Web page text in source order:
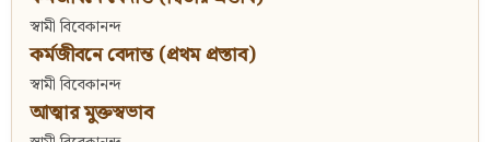
স্বামী বিবেকানন্দ
কর্মজীবনে বেদান্ত (প্রথম প্রস্তাব)
স্বামী বিবেকানন্দ
আত্মার মুক্তস্বভাব